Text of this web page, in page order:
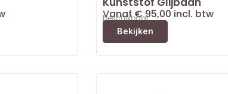
Vanaf€95,00 incl. btw
beschikbaar
Bekijken